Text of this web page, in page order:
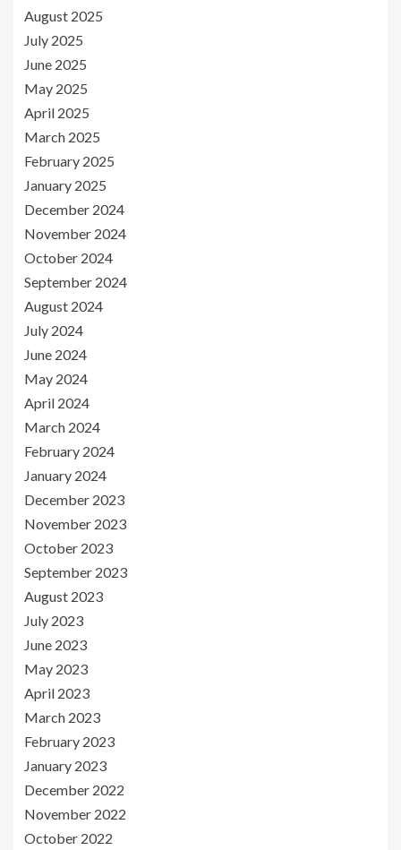
August 2025
July 2025
June 2025
May 2025
April 2025
March 2025
February 2025
January 2025
December 2024
November 2024
October 2024
September 2024
August 2024
July 2024
June 2024
May 2024
April 2024
March 2024
February 2024
January 2024
December 2023
November 2023
October 2023
September 2023
August 2023
July 2023
June 2023
May 2023
April 2023
March 2023
February 2023
January 2023
December 2022
November 2022
October 2022